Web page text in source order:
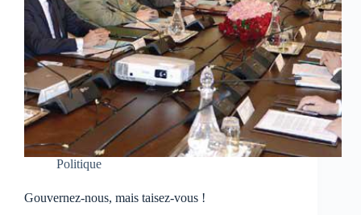
Politique
Gouvernez-nous, mais taisez-vous !